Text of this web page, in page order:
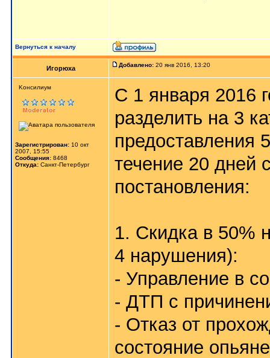
Вернуться к началу
Игорюха Добавлено: 20 янв 2016, 13:20
Kонсилиум
Зарегистрирован: 10 окт
2007, 15:55
Сообщения: 8468
Откуда: Санкт-Петербург
С 1 января 2016
разделить на 3
предоставления
течение 20 дней
постановления:
1. Скидка в 50%
4 нарушения):
- Управление в
- ДТП с
- Отказ от
состояние